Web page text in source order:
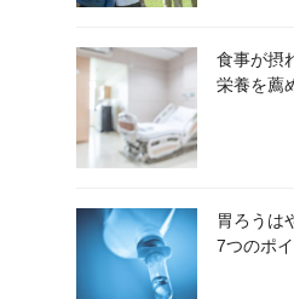
食事が摂
栄養を薦
胃ろうは
7つのポ